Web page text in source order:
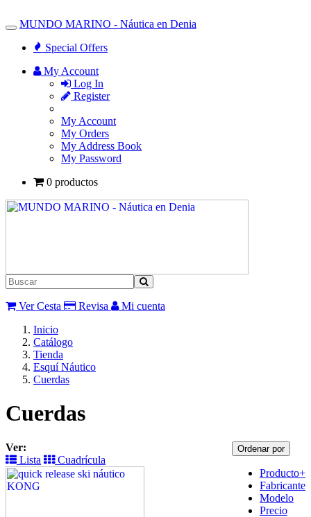
Toggle
Navigation
MUNDO MARINO - Náutica en Denia
Special Offers
My Account
Log In
Register
My Account
My Orders
My Address Book
My Password
0 productos
Ver Cesta Revisa
Mi cuenta
Inicio
Catálogo
Tienda
Esquí Náutico
Cuerdas
Cuerdas
Ordenar por
Producto+
Fabricante
Modelo
Precio
Ver:
Lista
Cuadrícula